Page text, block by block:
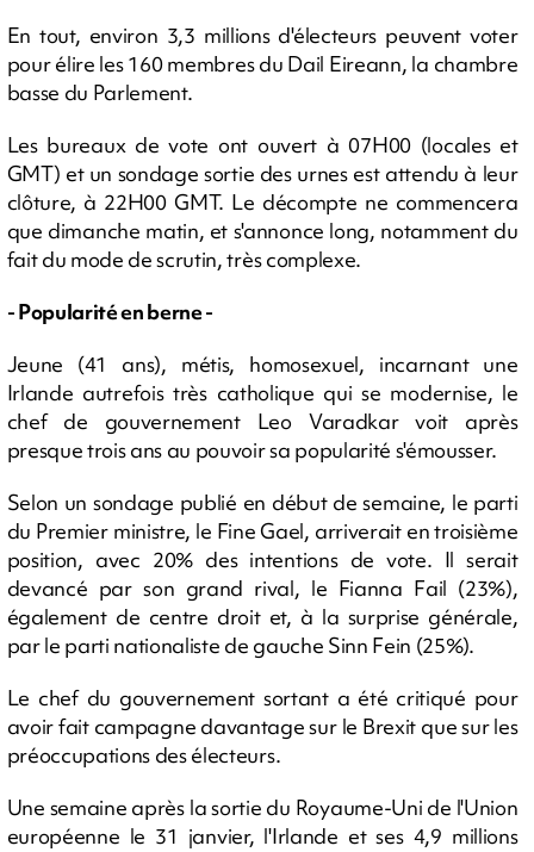
En tout, environ 3,3 millions d'électeurs peuvent voter
pour élire les 160 membres du Dail Eireann, la chambre
basse du Parlement.
Les bureaux de vote ont ouvert à 07H00 (locales et
GMT) et un sondage sortie des urnes est attendu à leur
clôture, à 22H00 GMT. Le décompte ne commencera
que dimanche matin, et s'annonce long, notamment du
fait du mode de scrutin, très complexe.
- Popularité en berne -
Jeune (41 ans), métis, homosexuel, incarnant une
Irlande autrefois très catholique qui se modernise, le
chef de gouvernement Leo Varadkar voit après
presque trois ans au pouvoir sa popularité s'émousser.
Selon un sondage publié en début de semaine, le parti
du Premier ministre, le Fine Gael, arriverait en troisième
position, avec 20% des intentions de vote. Il serait
devancé par son grand rival, le Fianna Fail (23%),
également de centre droit et, à la surprise générale,
par le parti nationaliste de gauche Sinn Fein (25%).
Le chef du gouvernement sortant a été critiqué pour
avoir fait campagne davantage sur le Brexit que sur les
préoccupations des électeurs.
Une semaine après la sortie du Royaume-Uni de l'Union
européenne le 31 janvier, l'Irlande et ses 4,9 millions